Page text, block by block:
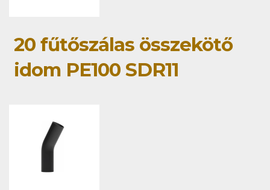
20 fűtőszálas összekötő
idom PE100 SDR11